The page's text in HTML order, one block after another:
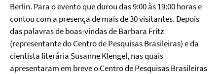
Berlin. Para o evento que durou das 9:00 às 19:00 horase
contou com a presença de mais de30 visitantes. Depois
das palavras de boas-vindas de Barbara Fritz
(representante do Centro de Pesquisas Brasileiras) e da
cientista literária Susanne Klengel, nas quais
apresentaram em breve o Centro de Pesquisas Brasileiras